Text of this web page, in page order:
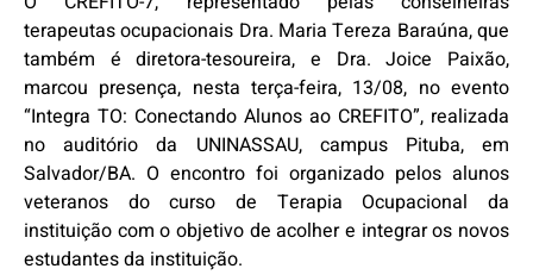
terapeutas ocupacionais Dra. Maria Tereza Baraúna, que
também é diretora-tesoureira, e Dra. Joice Paixão,
marcou presença, nesta terça-feira, 13/08, no evento
“Integra TO: Conectando Alunos ao CREFITO”, realizada
no auditório da UNINASSAU, campus Pituba, em
Salvador/BA. O encontro foi organizado pelos alunos
veteranos do curso de Terapia Ocupacional da
instituição com o objetivo de acolher e integrar os novos
estudantes da instituição.